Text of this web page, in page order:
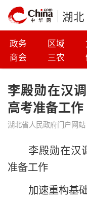
湖北
政务 区域
商会
三农
李殿勋在汉
高考准备工作
湖北省人民政府门户网站
李殿勋在汉
准备工作
加速重构基